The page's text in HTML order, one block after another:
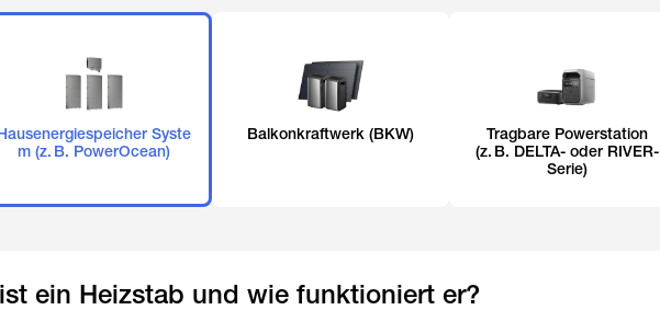
Syste
m (z. B. PowerOcean)
Balkonkraftwerk (BKW)
Tragbare Powerstation
(z. B. DELTA- oder RIVER-
Serie)
ein Heizstab und wie funktioniert er?